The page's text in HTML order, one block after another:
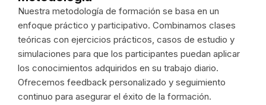
Nuestra metodología de formación se basa en un
enfoque práctico y participativo. Combinamos clases
teóricas con ejercicios prácticos, casos de estudio y
simulaciones para que los participantes puedan aplicar
los conocimientos adquiridos en su trabajo diario.
Ofrecemos feedback personalizado y seguimiento
continuo para asegurar el éxito de la formación.